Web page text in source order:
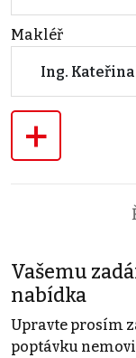
Makléř
+
Vašemu
nabídka
Upravte prosím
poptávku